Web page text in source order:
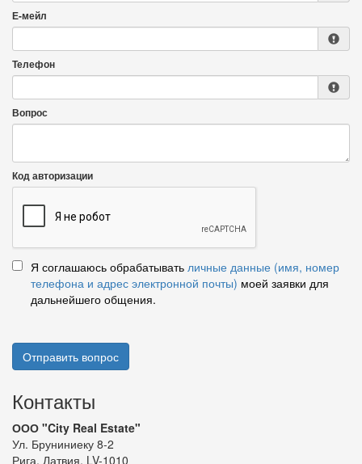
Е-мейл
Телефон
Вопрос
Код авторизации
Я соглашаюсь обрабатывать личные данные (имя, номер
телефона и адрес электронной почты) моей заявки для
дальнейшего общения.
Отправить вопрос
Контакты
ООО "City Real Estate"
Ул. Бруниниеку 8-2
Рига, Латвия, LV-1010